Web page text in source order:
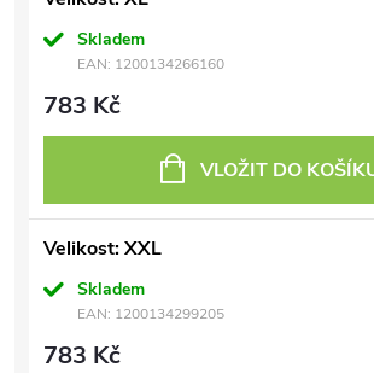
Skladem
EAN: 1200134266160
783 Kč
VLOŽIT DO
Velikost: XXL
Skladem
EAN: 1200134299205
783 Kč